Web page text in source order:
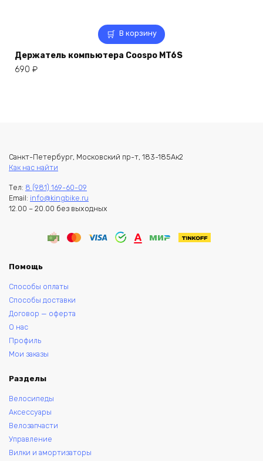
В корзину
Держатель компьютера Coospo MT6S
690 ₽
Санкт-Петербург, Московский пр-т, 183-185Ак2
Как нас найти
Тел: 8 (981) 169-60-09
Email: info@kingbike.ru
12.00 – 20.00 без выходных
Помощь
Способы оплаты
Способы доставки
Договор — оферта
О нас
Профиль
Мои заказы
Разделы
Велосипеды
Аксессуары
Велозапчасти
Управление
Вилки и амортизаторы